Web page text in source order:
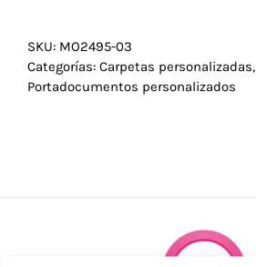
SKU: MO2495-03
Categorías: Carpetas personalizadas,
Portadocumentos personalizados